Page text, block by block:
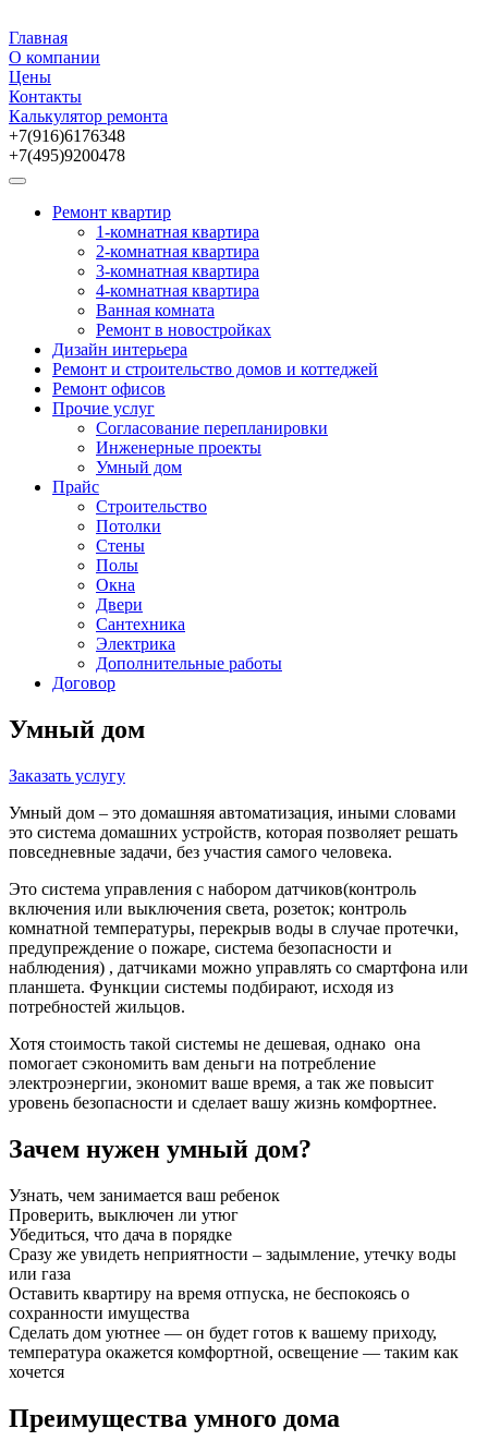
Главная
О компании
Цены
Контакты
Калькулятор ремонта
+7(916)6176348
+7(495)9200478
Ремонт квартир
1-комнатная квартира
2-комнатная квартира
3-комнатная квартира
4-комнатная квартира
Ванная комната
Ремонт в новостройках
Дизайн интерьера
Ремонт и строительство домов и коттеджей
Ремонт офисов
Прочие услуг
Согласование перепланировки
Инженерные проекты
Умный дом
Прайс
Строительство
Потолки
Стены
Полы
Окна
Двери
Сантехника
Электрика
Дополнительные работы
Договор
Умный дом
Заказать услугу
Умный дом – это домашняя автоматизация, иными словами
это система домашних устройств, которая позволяет решать
повседневные задачи, без участия самого человека.
Это система управления с набором датчиков(контроль
включения или выключения света, розеток; контроль
комнатной температуры, перекрыв воды в случае протечки,
предупреждение о пожаре, система безопасности и
наблюдения) , датчиками можно управлять со смартфона или
планшета. Функции системы подбирают, исходя из
потребностей жильцов.
Хотя стоимость такой системы не дешевая, однако она
помогает сэкономить вам деньги на потребление
электроэнергии, экономит ваше время, а так же повысит
уровень безопасности и сделает вашу жизнь комфортнее.
Зачем нужен умный дом?
Узнать, чем занимается ваш ребенок
Проверить, выключен ли утюг
Убедиться, что дача в порядке
Сразу же увидеть неприятности – задымление, утечку воды
или газа
Оставить квартиру на время отпуска, не беспокоясь о
сохранности имущества
Сделать дом уютнее — он будет готов к вашему приходу,
температура окажется комфортной, освещение — таким как
хочется
Преимущества умного дома